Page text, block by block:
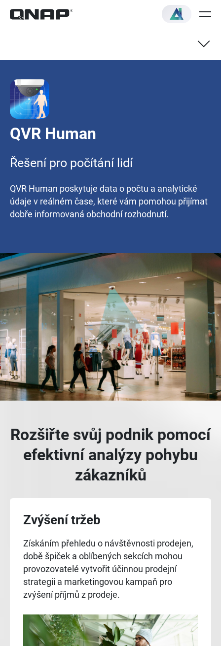
Uživatelská rozhraní
Scénáře
QVR Human
Řešení pro počítání lidí
QVR Human poskytuje data o počtu a analytické
údaje v reálném čase, které vám pomohou přijímat
dobře informovaná obchodní rozhodnutí.
Rozšiřte svůj podnik pomocí
efektivní analýzy pohybu
zákazníků
Zvýšení tržeb
Získáním přehledu o návštěvnosti prodejen,
době špiček a oblíbených sekcích mohou
provozovatelé vytvořit účinnou prodejní
strategii a marketingovou kampaň pro
zvýšení příjmů z prodeje.